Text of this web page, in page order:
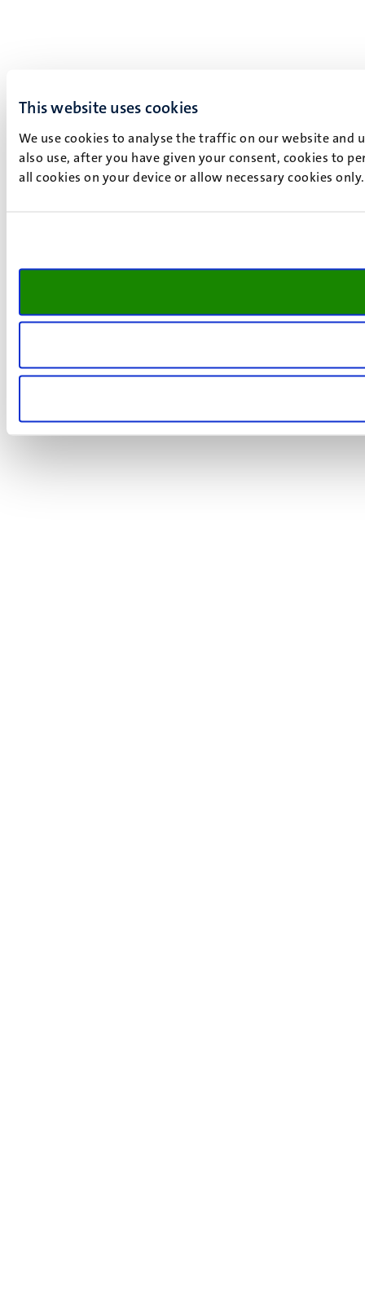
This website uses cookies
We use cookies to analyse the traffic on our website and
also use, after you have given your consent, cookies to
all cookies on your device or allow necessary cookies